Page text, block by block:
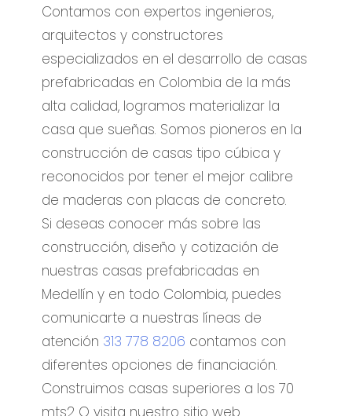
Contamos con expertos ingenieros,
arquitectos y constructores
especializados en el desarrollo de casas
prefabricadas en Colombia de la más
alta calidad, logramos materializar la
casa que sueñas. Somos pioneros en la
construcción de casas tipo cúbica y
reconocidos por tener el mejor calibre
de maderas con placas de concreto.
Si deseas conocer más sobre las
construcción, diseño y cotización de
nuestras casas prefabricadas en
Medellín y en todo Colombia, puedes
comunicarte a nuestras líneas de
atención 313 778 8206 contamos con
diferentes opciones de financiación.
Construimos casas superiores a los 70
mts2 O visita nuestro sitio web